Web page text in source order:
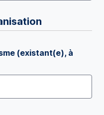
(existant(e), à